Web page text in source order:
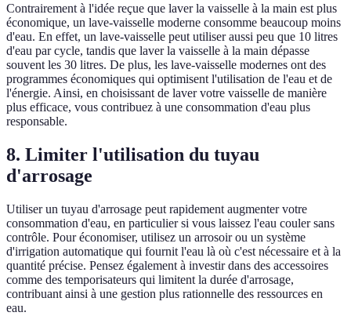
Contrairement à l'idée reçue que laver la vaisselle à la main est plus
économique, un lave-vaisselle moderne consomme beaucoup moins
d'eau. En effet, un lave-vaisselle peut utiliser aussi peu que 10 litres
d'eau par cycle, tandis que laver la vaisselle à la main dépasse
souvent les 30 litres. De plus, les lave-vaisselle modernes ont des
programmes économiques qui optimisent l'utilisation de l'eau et de
l'énergie. Ainsi, en choisissant de laver votre vaisselle de manière
plus efficace, vous contribuez à une consommation d'eau plus
responsable.
8. Limiter l'utilisation du tuyau
d'arrosage
Utiliser un tuyau d'arrosage peut rapidement augmenter votre
consommation d'eau, en particulier si vous laissez l'eau couler sans
contrôle. Pour économiser, utilisez un arrosoir ou un système
d'irrigation automatique qui fournit l'eau là où c'est nécessaire et à la
quantité précise. Pensez également à investir dans des accessoires
comme des temporisateurs qui limitent la durée d'arrosage,
contribuant ainsi à une gestion plus rationnelle des ressources en
eau.